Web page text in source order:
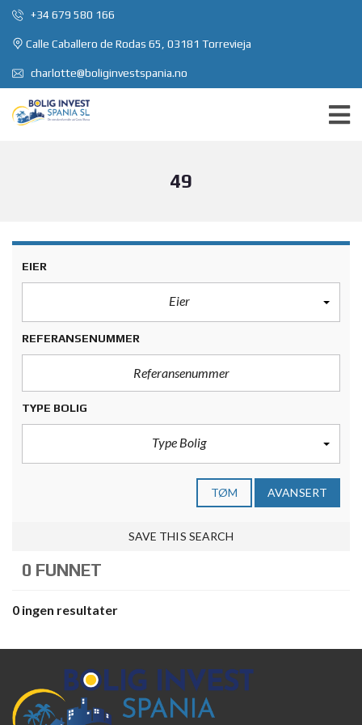
+34 679 580 166
Calle Caballero de Rodas 65, 03181 Torrevieja
charlotte@boliginvestspania.no
49
EIER
Eier
REFERANSENUMMER
TYPE BOLIG
Type Bolig
TØM AVANSERT
SAVE THIS SEARCH
0 FUNNET
0 ingen resultater